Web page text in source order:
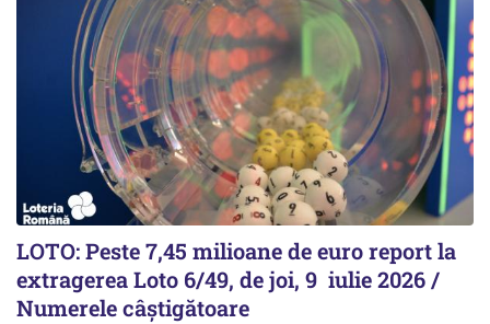
LOTO: Peste 7,45 milioane de euro report la
extragerea Loto 6/49, de joi, 9 iulie 2026 /
Numerele câștigătoare